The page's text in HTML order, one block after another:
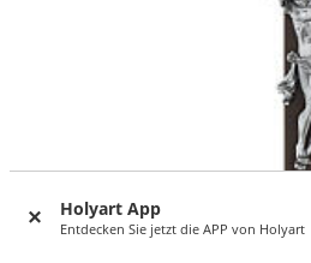
Holyart App
Entdecken Sie jetzt die APP von Holyart